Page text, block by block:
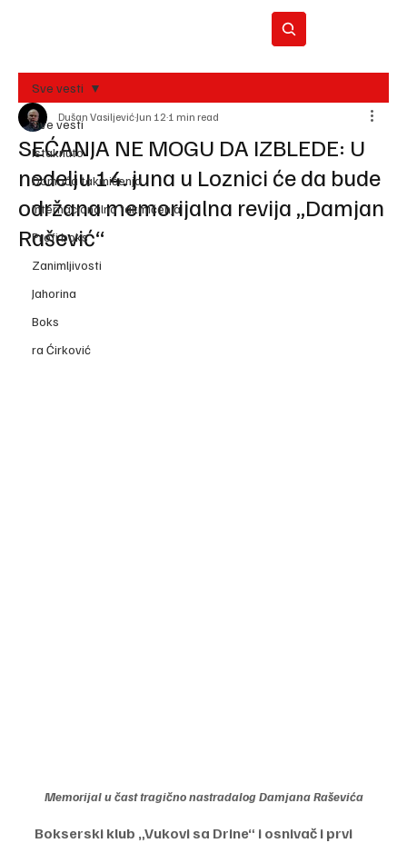
REC
Sve vesti
Istaknuto
Domaća takmičenja
Internacionalna takmičenja
Profi boks
Zanimljivosti
Jahorina
Boks
ra Ćirković
Sve vesti
SEĆANJA NE MOGU DA IZBLEDE: U
nedelju 14. juna u Loznici će da bude
održana memorijalna revija „Damjan
Rašević“
Dušan VasiljevićJun 12 1 min read
Memorijal u čast tragično nastradalog Damjana Raševića
Bokserski klub „Vukovi sa Drine“ i osnivač i prvi